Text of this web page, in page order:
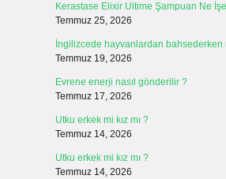
Kerastase Elixir Ultime Şampuan Ne
Temmuz 25, 2026
İngilizcede hayvanlardan bahsederken
Temmuz 19, 2026
Evrene enerji nasıl gönderilir ?
Temmuz 17, 2026
Utku erkek mi kız mı ?
Temmuz 14, 2026
Utku erkek mi kız mı ?
Temmuz 14, 2026